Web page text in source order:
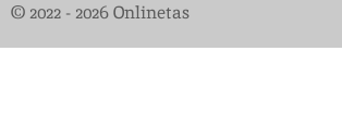
© 2022 - 2026 Onlinetas